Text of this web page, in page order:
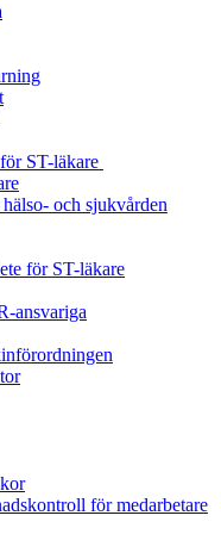
ST-läkare
och sjukvården
för ST-läkare
ansvariga
för medarbetare